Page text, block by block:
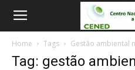
Home Tags Gestão ambiental
Tag: gestão